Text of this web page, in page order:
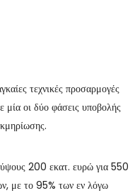
τεχνικές προσαρμογές
οι δύο φάσεις υποβολής
ύψους 200 εκατ. ευρώ για 550
με το 95% των εν λόγω